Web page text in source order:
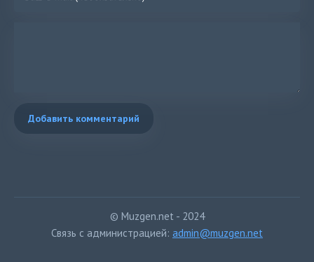
Добавить комментарий
© Muzgen.net - 2024
Связь с администрацией: admin@muzgen.net